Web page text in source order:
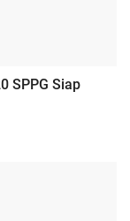
SPPG Siap